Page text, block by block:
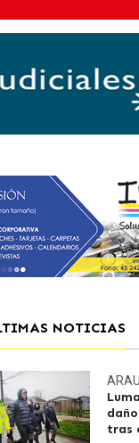
NOTICIAS
tras